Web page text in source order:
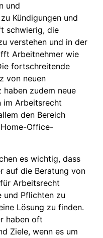
und
Kündigungen und
schwierig, die
verstehen und in der
Arbeitnehmer wie
fortschreitende
von neuen
zudem neue
im Arbeitsrecht
den Bereich
Office-
es wichtig, dass
auf die Beratung von
Arbeitsrecht
und Pflichten zu
Lösung zu finden.
haben oft
Ziele, wenn es um